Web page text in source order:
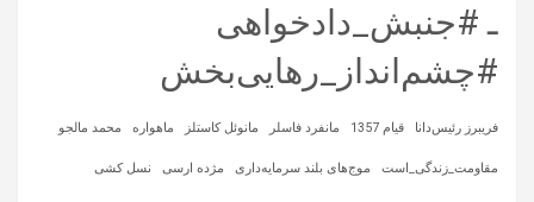
ـ #جنبش_دادخواهی
#چشم‌انداز_رهایی‌بخش
فریبرز رئیس‌دانا قیام 1357 مانفرد فاسلر مانوئل کاستلز ماهواره‌ محمد مالجو
مقاومت_زندگی_است موج‌های بلند سرمایه‌داری مژده ارسی نسل کشی